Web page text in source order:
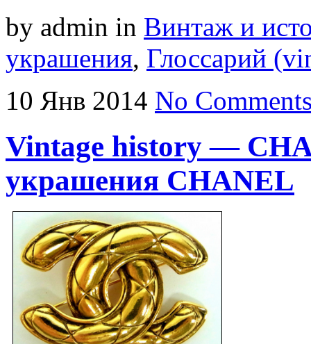
by admin in Винтаж и
украшения, Глоссарий
10 Янв 2014 No
Vintage history —
украшения CHANEL